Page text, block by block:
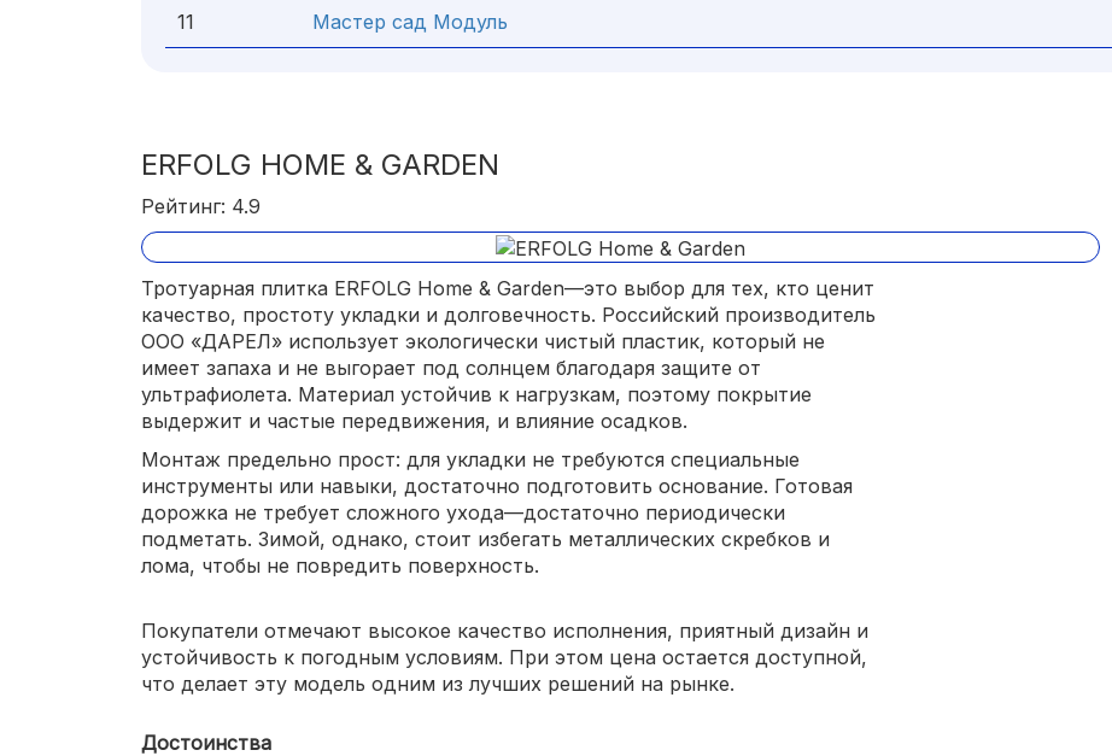
11 Мастер сад Модуль
ERFOLG HOME & GARDEN
Рейтинг: 4.9
Тротуарная плитка ERFOLG Home & Garden—это выбор для тех, кто ценит
качество, простоту укладки и долговечность. Российский производитель
ООО «ДАРЕЛ» использует экологически чистый пластик, который не
имеет запаха и не выгорает под солнцем благодаря защите от
ультрафиолета. Материал устойчив к нагрузкам, поэтому покрытие
выдержит и частые передвижения, и влияние осадков.
Монтаж предельно прост: для укладки не требуются специальные
инструменты или навыки, достаточно подготовить основание. Готовая
дорожка не требует сложного ухода—достаточно периодически
подметать. Зимой, однако, стоит избегать металлических скребков и
лома, чтобы не повредить поверхность.
Покупатели отмечают высокое качество исполнения, приятный дизайн и
устойчивость к погодным условиям. При этом цена остается доступной,
что делает эту модель одним из лучших решений на рынке.
Достоинства